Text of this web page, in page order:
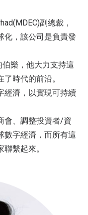
副總裁，
化，該公司是負責發
樂，他大力支持這
時代的前沿。
經濟，以實現可持續
會、調整投資者/資
數字經濟，而所有這
繫起來。